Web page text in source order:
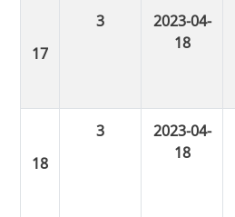
3
2023-04-
18
3
2023-04-
18